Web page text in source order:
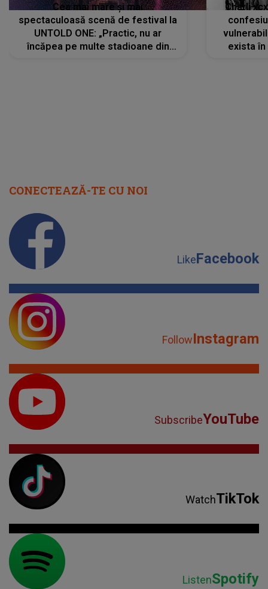
Cea mai mare și mai
spectaculoasă scenă de festival la
UNTOLD ONE: „Practic, nu ar
încăpea pe multe stadioane din
Charli
exista
CONECTEAZĂ-TE CU NOI
LikeFacebook
FollowInstagram
SubscribeYouTube
WatchTikTok
ListenSpotify